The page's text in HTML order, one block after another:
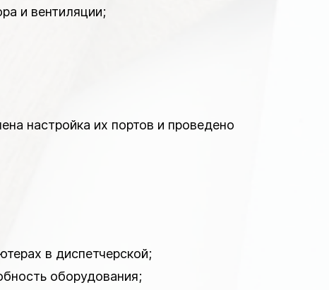
и вентиляции;
настройка их портов и проведено
в диспетчерской;
оборудования;